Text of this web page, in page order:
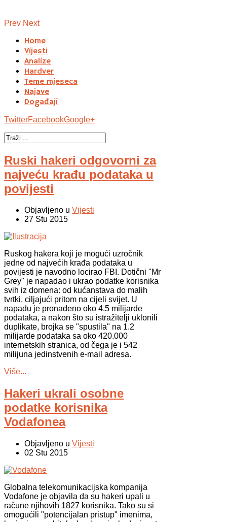
Prev Next
Home
Vijesti
Analize
Hardver
Teme mjeseca
Najave
Događaji
TwitterFacebookGoogle+
Ruski hakeri odgovorni za
najveću krađu podataka u
povijesti
Objavljeno u Vijesti
27 Stu 2015
Ruskog hakera koji je mogući uzročnik
jedne od najvećih krađa podataka u
povijesti je navodno locirao FBI. Dotični "Mr
Grey" je napadao i ukrao podatke korisnika
svih iz domena: od kućanstava do malih
tvrtki, ciljajući pritom na cijeli svijet. U
napadu je pronađeno oko 4.5 milijarde
podataka, a nakon što su istražitelji uklonili
duplikate, brojka se "spustila" na 1.2
milijarde podataka sa oko 420.000
internetskih stranica, od čega je i 542
milijuna jedinstvenih e-mail adresa.
Više...
Hakeri ukrali osobne
podatke korisnika
Vodafonea
Objavljeno u Vijesti
02 Stu 2015
Globalna telekomunikacijska kompanija
Vodafone je objavila da su hakeri upali u
račune njihovih 1827 korisnika. Tako su si
omogućili "potencijalan pristup" imenima,